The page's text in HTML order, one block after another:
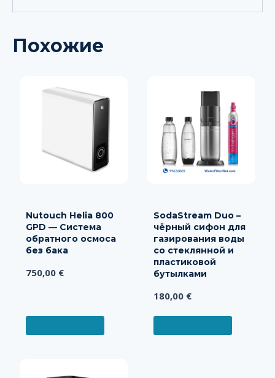
Похожие
Nutouch Helia 800
GPD — Система
обратного осмоса
без бака
750,00 €
SodaStream Duo –
чёрный сифон для
газирования воды
со стеклянной и
пластиковой
бутылками
180,00 €